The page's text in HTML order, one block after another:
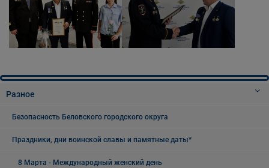
Разное
Безопасность Беловского городского округа
Праздники, дни воинской славы и памятные даты*
8 Марта - Международный женский день